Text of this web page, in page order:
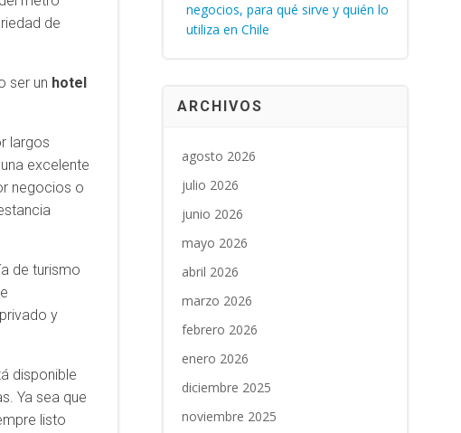
de
ser un hotel
largos
excelente
negocios o
de turismo
y
disponible
Ya sea que
listo
negocios, para qué sirve y quién lo
utiliza en Chile
ARCHIVOS
agosto 2026
julio 2026
junio 2026
mayo 2026
abril 2026
marzo 2026
febrero 2026
enero 2026
diciembre 2025
noviembre 2025